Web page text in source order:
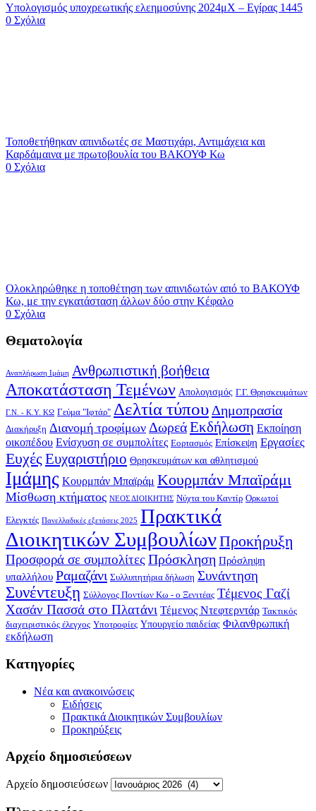
Υπολογισμός υποχρεωτικής ελεημοσύνης 2024μΧ – Εγίρας 1445
0 Σχόλια
Τοποθετήθηκαν απινιδωτές σε Μαστιχάρι, Αντιμάχεια και
Καρδάμαινα με πρωτοβουλία του ΒΑΚΟΥΦ Κω
0 Σχόλια
Ολοκληρώθηκε η τοποθέτηση των απινιδωτών από το ΒΑΚΟΥΦ
Κω, με την εγκατάσταση άλλων δύο στην Κέφαλο
0 Σχόλια
Θεματολογία
Αναπλήρωση Ιμάμη Ανθρωπιστική βοήθεια
Αποκατάσταση Τεμένων Απολογισμός Γ.Γ. Θρησκευμάτων
Γ.Ν. - Κ.Υ. ΚΩ Γεύμα "Ιφτάρ" Δελτία τύπου Δημοπρασία
Διακήρυξη Διανομή τροφίμων ΔωρεάΕκδήλωση Εκποίηση
οικοπέδου Ενίσχυση σε συμπολίτες Εορτασμός Επίσκεψη Εργασίες
Ευχές Ευχαριστήριο Θρησκευμάτων και αθλητισμού
Ιμάμης Κουρμπάν Μπαϊράμ Κουρμπάν Μπαϊράμι
Μίσθωση κτήματος ΝΕΟΣ ΔΙΟΙΚΗΤΗΣ Νύχτα του Καντίρ Ορκωτοί
Ελεγκτές Πανελλαδικές εξετάσεις 2025 Πρακτικά
Διοικητικών ΣυμβουλίωνΠροκήρυξη
Προσφορά σε συμπολίτες Πρόσκληση Πρόσληψη
υπαλλήλου Ραμαζάνι Συλλυπητήρια δήλωση Συνάντηση
Συνέντευξη Σύλλογος Ποντίων Κω - ο Ξενιτέας Τέμενος Γαζί
Χασάν Πασσά στο Πλατάνι Τέμενος Ντεφτερντάρ Τακτικός
διαχειριστικός έλεγχος Υποτροφίες Υπουργείο παιδείας Φιλανθρωπική
εκδήλωση
Kατηγορίες
Νέα και ανακοινώσεις
Ειδήσεις
Πρακτικά Διοικητικών Συμβουλίων
Προκηρύξεις
Αρχείο δημοσιεύσεων
Αρχείο δημοσιεύσεων